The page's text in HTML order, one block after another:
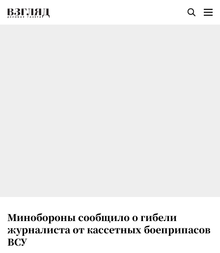
Минобороны сообщило о гибели
журналиста от кассетных боеприпасов
ВСУ